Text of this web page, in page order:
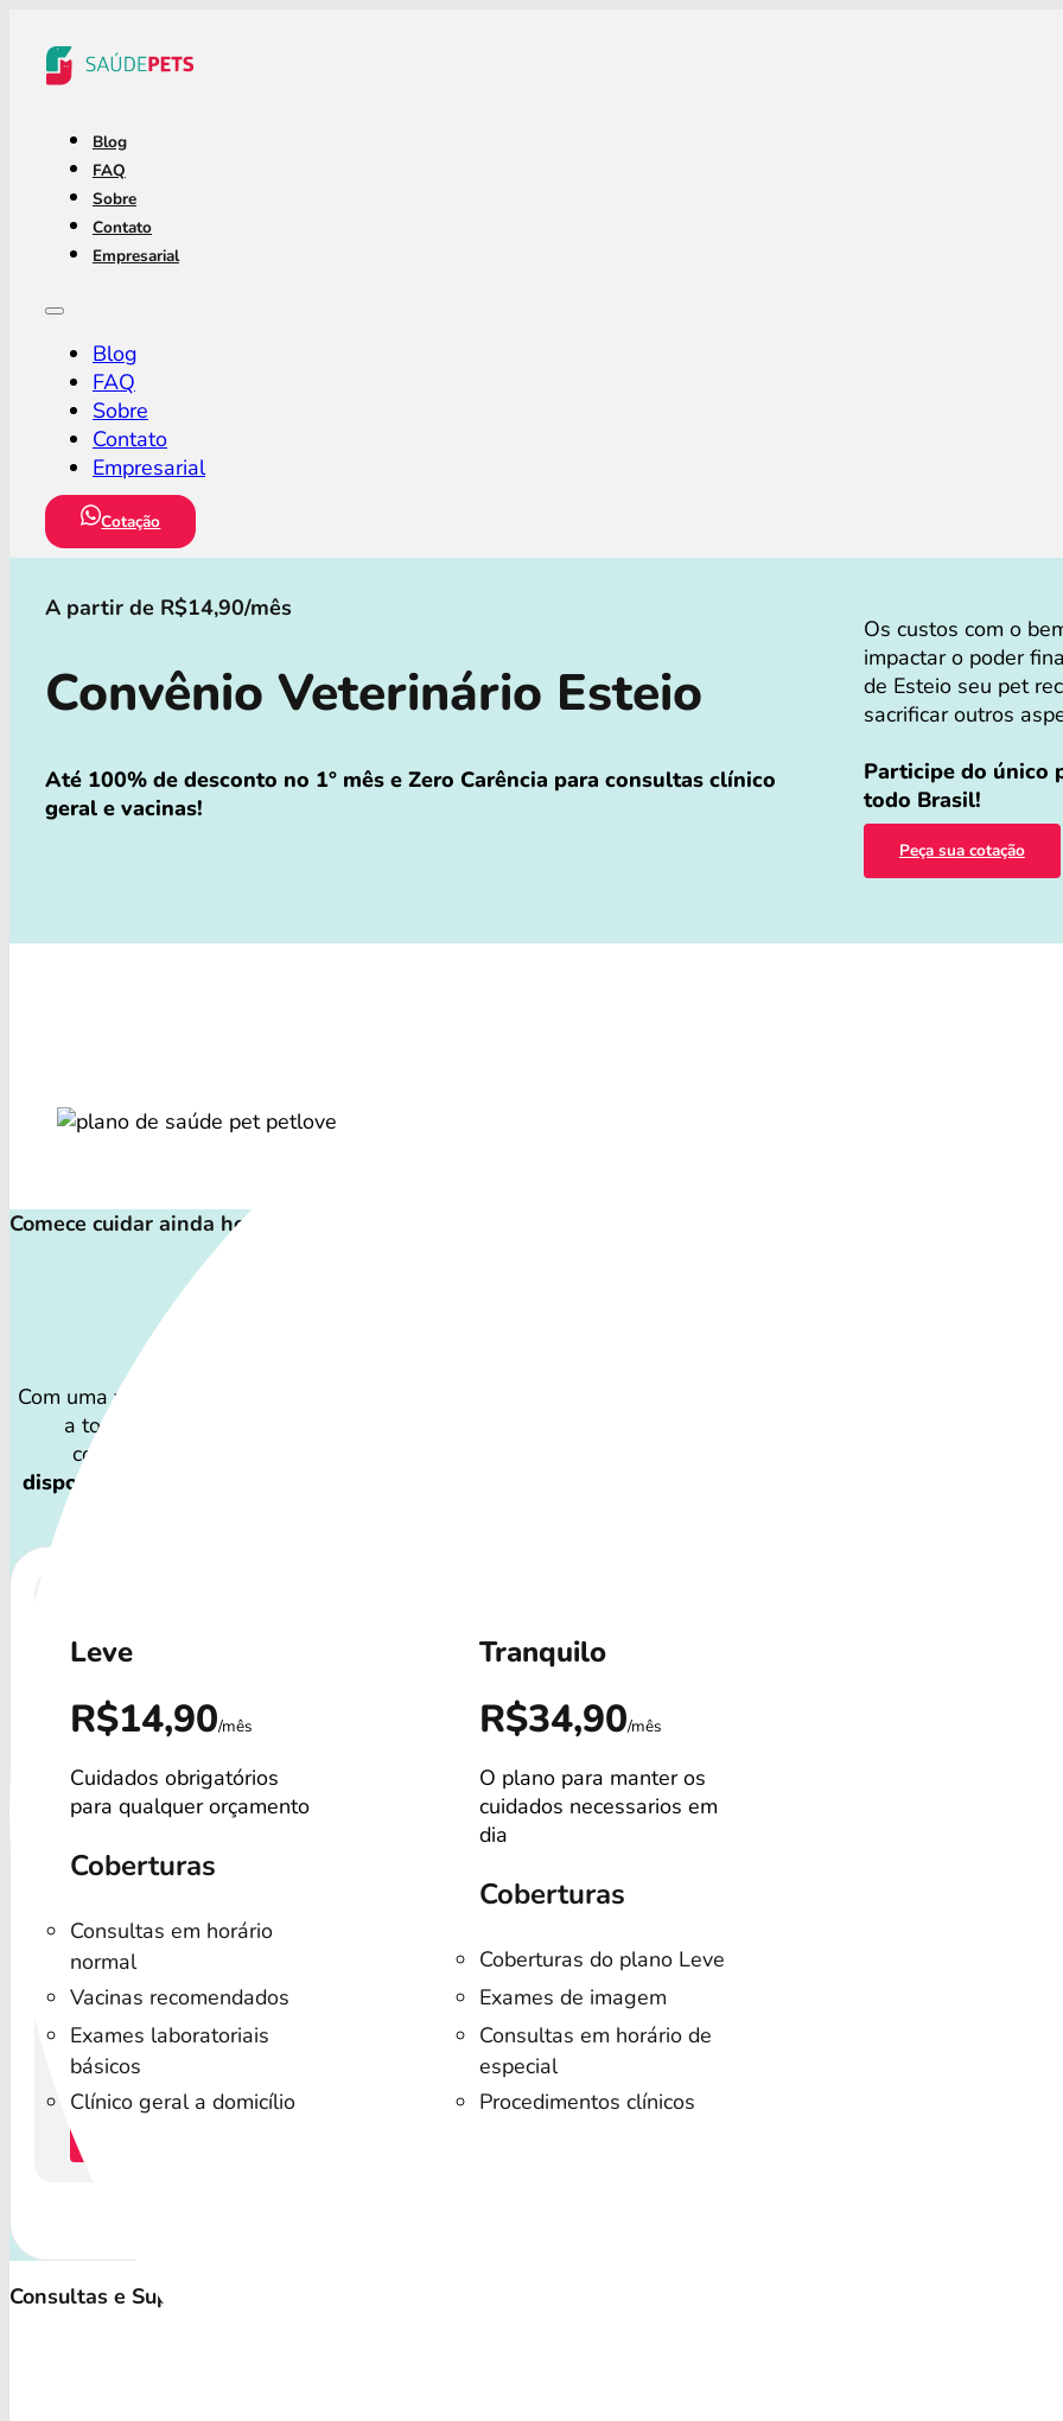
Blog
FAQ
Sobre
Contato
Empresarial
Blog
FAQ
Sobre
Contato
Empresarial
Cotação
A partir de R$14,90/mês
Convênio Veterinário Esteio
Até 100% de desconto no 1° mês e Zero Carência para consultas clínico
geral e vacinas!
Os custos com o
impactar o poder
de Esteio seu pet
sacrificar outros
Participe do único
todo Brasil!
Peça sua cotação
Comece cuidar ainda hoje!
Plano de Saúde Pet Petlove para
Com uma variedade de coberturas, o Convênio Veterinário atende
a todos os perfis de pets: desde o filhote travesso até o
companheiro sênior que demanda atenção especial.
disponibilidade dos Convênio Veterinário e os custos podem
Leve
R$14,90/mês
Cuidados obrigatórios
para qualquer orçamento
Coberturas
Consultas em horário
normal
Vacinas recomendados
Exames laboratoriais
básicos
Clínico geral a domicílio
Tranquilo
R$34,90/mês
O plano para manter os
cuidados necessarios em
dia
Coberturas
Coberturas do plano Leve
Exames de imagem
Consultas em horário de
especial
Procedimentos clínicos
Consultas e Suporte Veterinário Irrestrito